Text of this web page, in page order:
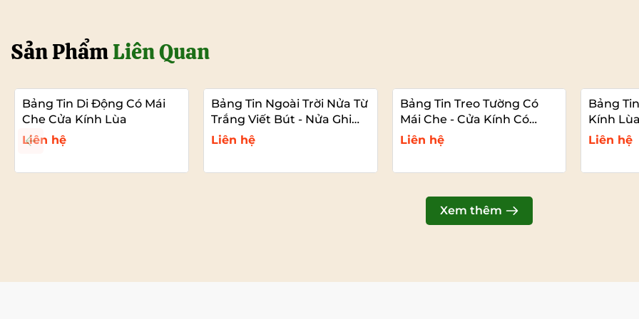
Sản PhẩmLiên Quan
Bảng Tin Di Động Có Mái
Che Cửa Kính Lùa
Liên hệ
Bảng Tin Ngoài Trời Nửa Từ
Trắng Viết Bút - Nửa Ghim
Thông Báo
Liên hệ
Bảng Tin Treo Tường Có
Mái Che - Cửa Kính Có
Khóa
Liên hệ
Bảng
Kính
Liên hệ
Xem thêm